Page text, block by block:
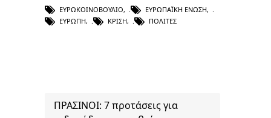
ΕΥΡΩΚΟΙΝΟΒΟΎΛΙΟ, ΕΥΡΩΠΑΪΚΉ ΈΝΩΣΗ,
ΕΥΡΏΠΗ, ΚΡΊΣΗ, ΠΟΛΊΤΕΣ
ΠΡΑΣΙΝΟΙ: 7 προτάσεις για